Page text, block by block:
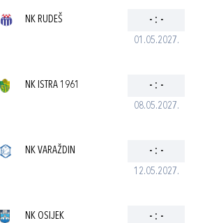
01.05.2027.
NK RUDEŠ - : -
08.05.2027.
NK ISTRA 1961 - : -
12.05.2027.
NK VARAŽDIN - : -
NK OSIJEK - : -